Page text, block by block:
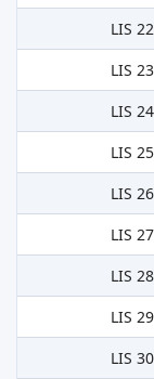
LIS 22
LIS 23
LIS 24
LIS 25
LIS 26
LIS 27
LIS 28
LIS 29
LIS 30